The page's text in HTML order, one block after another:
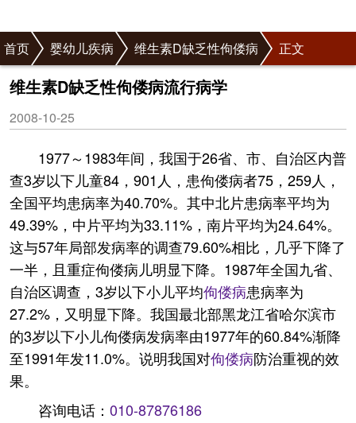
首页 婴幼儿疾病 维生素D缺乏性佝偻病 正文
维生素D缺乏性佝偻病流行病学
2008-10-25
1977～1983年间，我国于26省、市、自治区内普
查3岁以下儿童84，901人，患佝偻病者75，259人，
全国平均患病率为40.70%。其中北片患病率平均为
49.39%，中片平均为33.11%，南片平均为24.64%。
这与57年局部发病率的调查79.60%相比，几乎下降了
一半，且重症佝偻病儿明显下降。1987年全国九省、
自治区调查，3岁以下小儿平均佝偻病患病率为
27.2%，又明显下降。我国最北部黑龙江省哈尔滨市
的3岁以下小儿佝偻病发病率由1977年的60.84%渐降
至1991年发11.0%。说明我国对佝偻病防治重视的效
果。
咨询电话： 010-87876186